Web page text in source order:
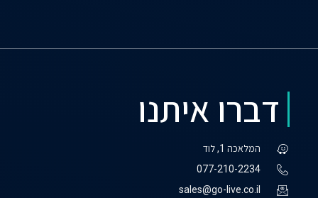
דברו איתנו
המלאכה 1, לוד
077-210-2234
sales@go-live.co.il